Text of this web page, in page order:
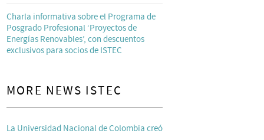
Charla informativa sobre el Programa de
Posgrado Profesional ‘Proyectos de
Energías Renovables’, con descuentos
exclusivos para socios de ISTEC
MORE NEWS ISTEC
La Universidad Nacional de Colombia creó